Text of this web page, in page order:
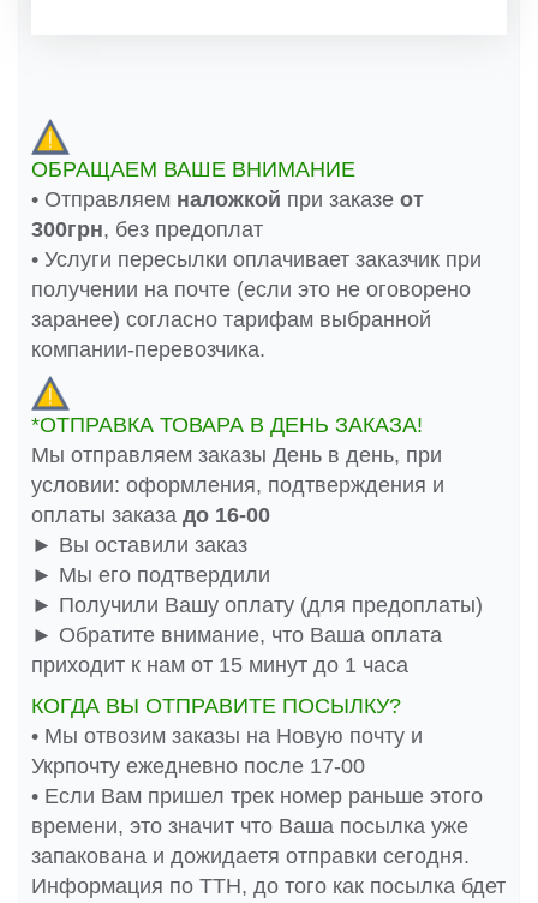
ОБРАЩАЕМ ВАШЕ ВНИМАНИЕ
• Отправляем наложкой при заказе от
300грн, без предоплат
• Услуги пересылки оплачивает заказчик при
получении на почте (если это не оговорено
заранее) согласно тарифам выбранной
компании-перевозчика.
*ОТПРАВКА ТОВАРА В ДЕНЬ ЗАКАЗА!
Мы отправляем заказы День в день, при
условии: оформления, подтверждения и
оплаты заказа до 16-00
► Вы оставили заказ
► Мы его подтвердили
► Получили Вашу оплату (для предоплаты)
► Обратите внимание, что Ваша оплата
приходит к нам от 15 минут до 1 часа
КОГДА ВЫ ОТПРАВИТЕ ПОСЫЛКУ?
• Мы отвозим заказы на Новую почту и
Укрпочту ежедневно после 17-00
• Если Вам пришел трек номер раньше этого
времени, это значит что Ваша посылка уже
запакована и дожидаетя отправки сегодня.
Информация по ТТН, до того как посылка бдет